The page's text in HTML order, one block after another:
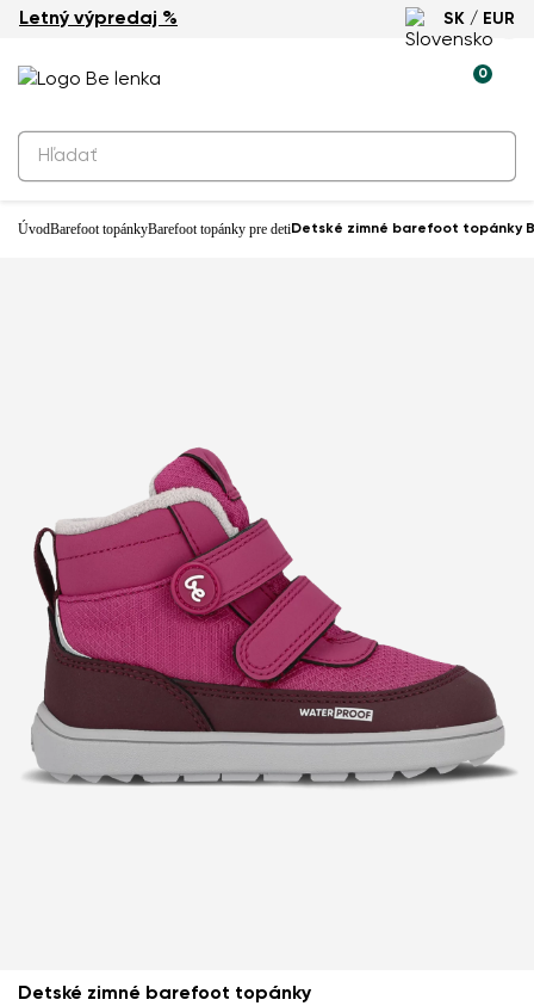
Letný výpredaj % SK / EUR
0
ÚvodBarefoot topánkyBarefoot topánky pre detiDetské zimné barefoot topánky
Vodeodolné
Detské zimné barefoot topánky
Detské zimné barefoot topánky Be
79,90 €